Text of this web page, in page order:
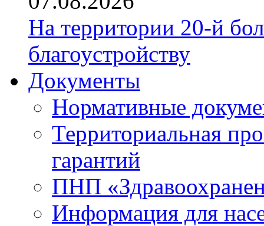
На территории 20-й
благоустройству
Документы
Нормативные
Территориальная
гарантий
ПНП
Информация для